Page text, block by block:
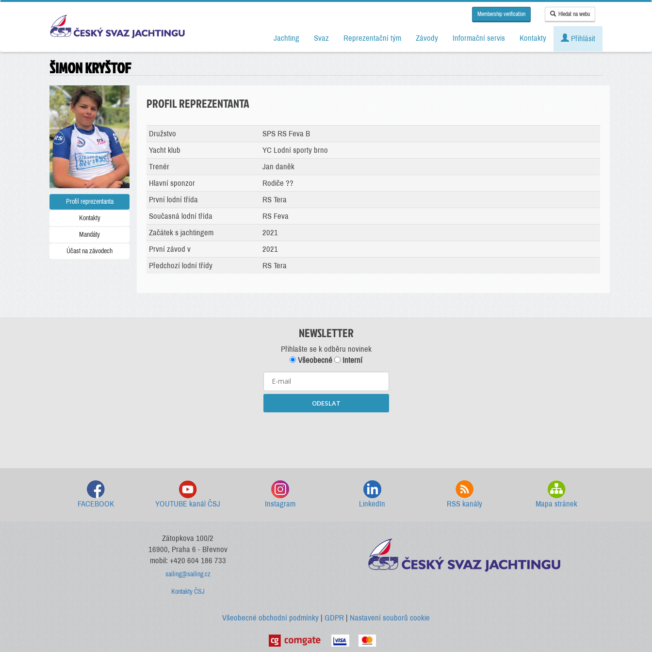
Membership verification Hledat na webu
Jachting Svaz Reprezentační tým Závody Informační servis Kontakty Přihlásit
ŠIMON KRYŠTOF
Profil reprezentanta
Kontakty
Mandáty
Účast na závodech
PROFIL REPREZENTANTA
Družstvo
SPS RS Feva B
Yacht klub
YC Lodní sporty brno
Trenér
Jan daněk
Hlavní sponzor
Rodiče ??
První lodní třída
RS Tera
Současná lodní třída
RS Feva
Začátek s jachtingem
2021
První závod v
2021
Předchozí lodní třídy
RS Tera
NEWSLETTER
Přihlašte se k odběru novinek
Všeobecné
Interní
ODESLAT
FACEBOOK YOUTUBE kanál ČSJ Instagram LinkedIn RSS kanály Mapa stránek
Zátopkova 100/2
16900, Praha 6 - Břevnov
mobil: +420 604 186 733
sailing@sailing.cz
Kontakty ČSJ
Všeobecné obchodní podmínky |GDPR |Nastavení souborů cookie